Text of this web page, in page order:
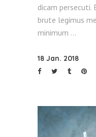
dicam persecuti.
brute legimus
minimum
18 Jan. 2018